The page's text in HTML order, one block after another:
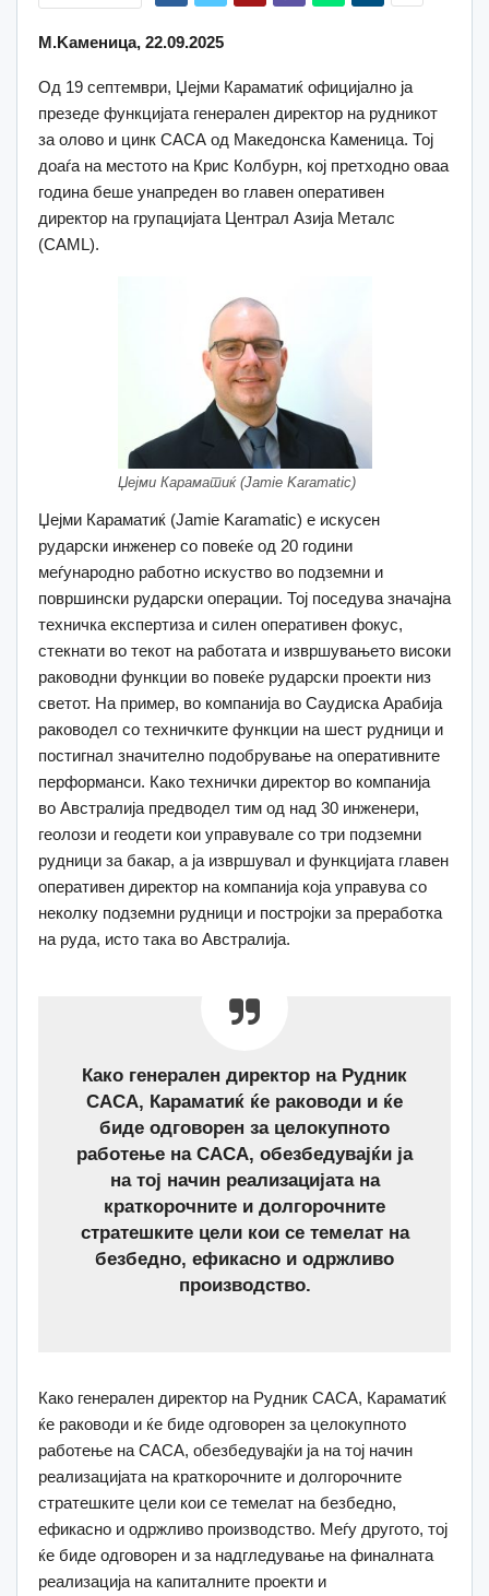
M.Kаменица, 22.09.2025
Од 19 септември, Џејми Караматиќ официјално ја
презеде функцијата генерален директор на рудникот
за олово и цинк САСА од Македонска Каменица. Тој
доаѓа на местото на Крис Колбурн, кој претходно оваа
година беше унапреден во главен оперативен
директор на групацијата Централ Азија Металс
(CAML).
Џејми Караматиќ (Jamie Karamatic)
Џејми Караматиќ (Jamie Karamatic) е искусен
рударски инженер со повеќе од 20 години
меѓународно работно искуство во подземни и
површински рударски операции. Тој поседува значајна
техничка експертиза и силен оперативен фокус,
стекнати во текот на работата и извршувањето високи
раководни функции во повеќе рударски проекти низ
светот. На пример, во компанија во Саудиска Арабија
раководел со техничките функции на шест рудници и
постигнал значително подобрување на оперативните
перформанси. Како технички директор во компанија
во Австралија предводел тим од над 30 инженери,
геолози и геодети кои управувале со три подземни
рудници за бакар, а ја извршувал и функцијата главен
оперативен директор на компанија која управува со
неколку подземни рудници и постројки за преработка
на руда, исто така во Австралија.
Како генерален директор на Рудник
САСА, Караматиќ ќе раководи и ќе
биде одговорен за целокупното
работење на САСА, обезбедувајќи ја
на тој начин реализацијата на
краткорочните и долгорочните
стратешките цели кои се темелат на
безбедно, ефикасно и одржливо
производство.
Како генерален директор на Рудник САСА, Караматиќ
ќе раководи и ќе биде одговорен за целокупното
работење на САСА, обезбедувајќи ја на тој начин
реализацијата на краткорочните и долгорочните
стратешките цели кои се темелат на безбедно,
ефикасно и одржливо производство. Меѓу другото, тој
ќе биде одговорен и за надгледување на финалната
реализација на капиталните проекти и